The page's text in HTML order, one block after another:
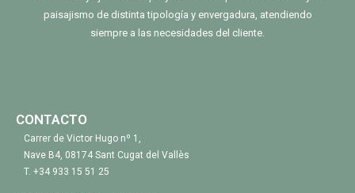
paisajismo de distinta tipología y envergadura, atendiendo
siempre a las necesidades del cliente.
CONTACTO
Carrer de Victor Hugo nº 1,
Nave B4, 08174 Sant Cugat del Vallès
T. +34 933 15 51 25